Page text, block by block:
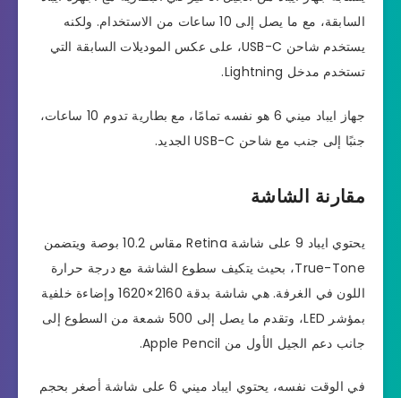
السابقة، مع ما يصل إلى 10 ساعات من الاستخدام. ولكنه
يستخدم شاحن USB-C، على عكس الموديلات السابقة التي
تستخدم مدخل Lightning.
جهاز ايباد ميني 6 هو نفسه تمامًا، مع بطارية تدوم 10 ساعات،
جنبًا إلى جنب مع شاحن USB-C الجديد.
مقارنة الشاشة
يحتوي ايباد 9 على شاشة Retina مقاس 10.2 بوصة ويتضمن
True-Tone، بحيث يتكيف سطوع الشاشة مع درجة حرارة
اللون في الغرفة. هي شاشة بدقة 2160×1620 وإضاءة خلفية
بمؤشر LED، وتقدم ما يصل إلى 500 شمعة من السطوع إلى
جانب دعم الجيل الأول من Apple Pencil.
في الوقت نفسه، يحتوي ايباد ميني 6 على شاشة أصغر بحجم